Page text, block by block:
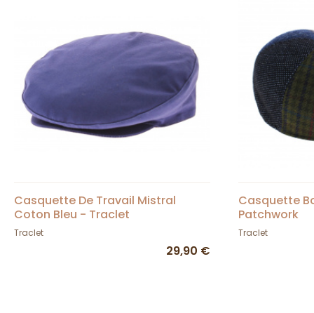
Casquette De Travail Mistral
Coton Bleu - Traclet
Traclet
29,90 €
Casquette
Patchwork
Traclet